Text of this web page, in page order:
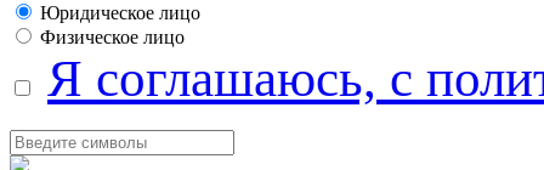
Юридическое лицо
Физическое лицо
Я соглашаюсь, с